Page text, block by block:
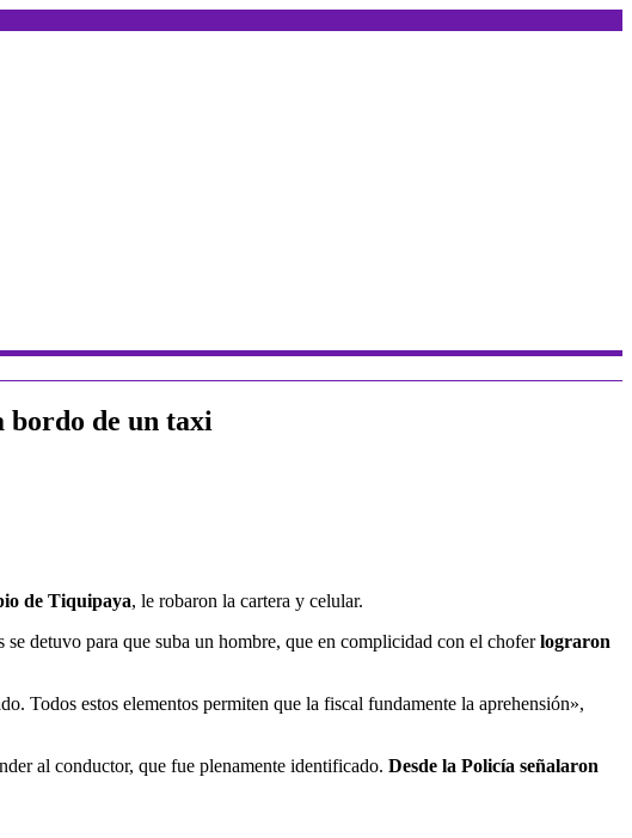
bordo de un taxi
de Tiquipaya, le robaron la cartera y celular.
detuvo para que suba un hombre, que en complicidad con el choferlograron
Todos estos elementos permiten que la fiscal fundamente la aprehensión»,
al conductor, que fue plenamente identificado. Desde la Policía señalaron